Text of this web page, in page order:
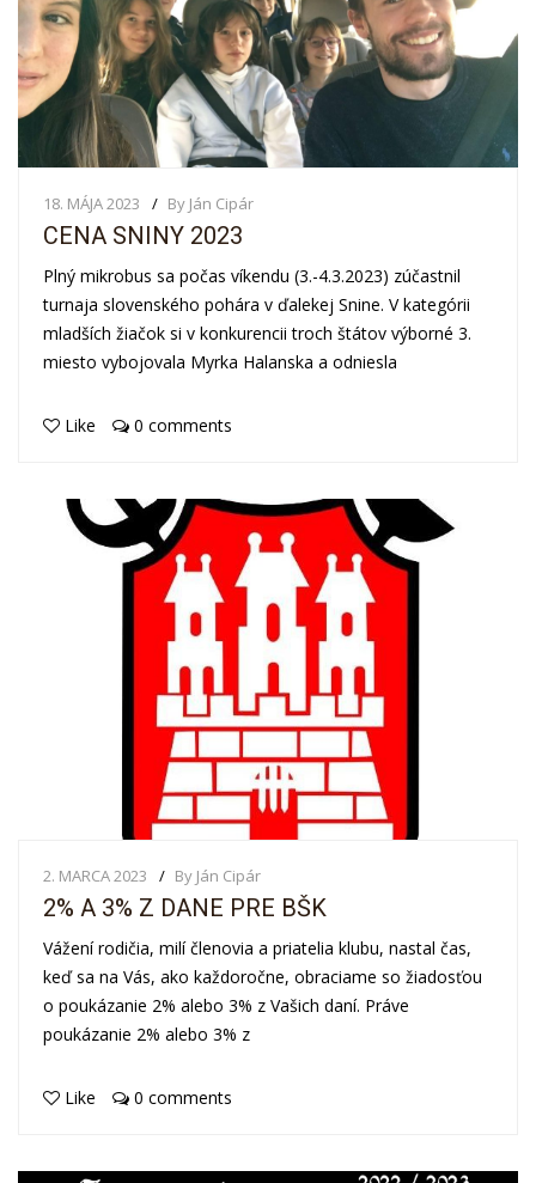
18. MÁJA 2023 By Ján Cipár
CENA SNINY 2023
Plný mikrobus sa počas víkendu (3.-4.3.2023) zúčastnil
turnaja slovenského pohára v ďalekej Snine. V kategórii
mladších žiačok si v konkurencii troch štátov výborné 3.
miesto vybojovala Myrka Halanska a odniesla
Like 0 comments
2. MARCA 2023 By Ján Cipár
2% A 3% Z DANE PRE BŠK
Vážení rodičia, milí členovia a priatelia klubu, nastal čas,
keď sa na Vás, ako každoročne, obraciame so žiadosťou
o poukázanie 2% alebo 3% z Vašich daní. Práve
poukázanie 2% alebo 3% z
Like 0 comments